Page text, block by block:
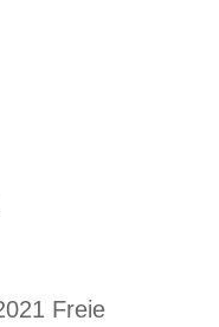
Freie